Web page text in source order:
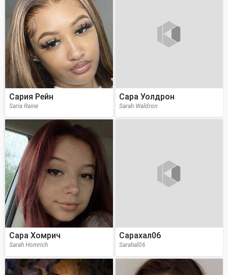
Сария Рейн
Saria Raine
Сара Уолдрон
Sarah Waldron
Сара Хомрич
Sarah Homrich
Сарахал06
Sarahal06